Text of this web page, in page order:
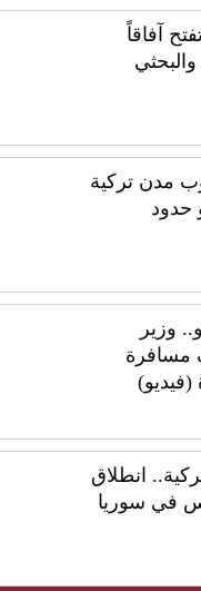
آفاقاً
مدن تركية
حدود
وزير
مسافرة
انطلاق
في سوريا